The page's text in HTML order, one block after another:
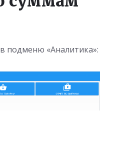
подменю «Аналитика»: